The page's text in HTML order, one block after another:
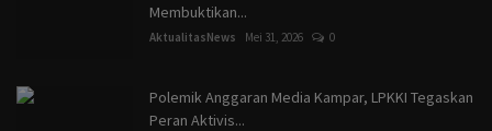
Membuktikan...
AktualitasNews Mei 31, 2026 0
Polemik Anggaran Media Kampar, LPKKI Tegaskan
Peran Aktivis...